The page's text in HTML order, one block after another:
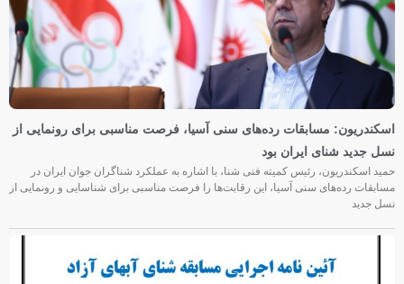
اسکندریون: مسابقات رده‌های سنی آسیا، فرصت مناسبی برای رونمایی از
نسل جدید شنای ایران بود
حمید اسکندریون، رئیس کمیته فنی شنا، با اشاره به عملکرد شناگران جوان ایران در
مسابقات رده‌های سنی آسیا، این رقابت‌ها را فرصت مناسبی برای شناسایی و رونمایی از
نسل جدید